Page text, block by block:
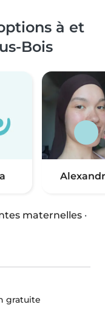
à et
Bois
maternelles ·
gratuite